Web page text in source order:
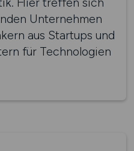
Unternehmen
aus Startups und
für Technologien